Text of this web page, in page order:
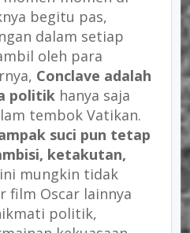
begitu pas,
dalam setiap
oleh para
Conclave adalah
politik hanya saja
tembok Vatikan.
suci pun tetap
ketakutan,
mungkin tidak
film Oscar lainnya
politik,